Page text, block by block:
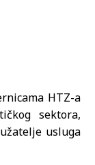
HTZ-a
sektora,
usluga